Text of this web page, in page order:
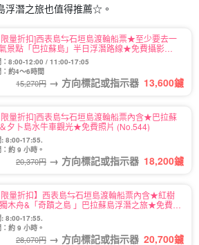
浮潛之旅也值得推薦☆。
量折扣]西表島⇆石垣島渡輪船票★至少要去一
景點「巴拉蘇島」半日浮潛路線★免費攝影
：8:00-12:00 / 11:00-17:05
約4～6時間
15,270円 → 方向標記或指示器 13,600鑢
量折扣]西表島⇆石垣島渡輪船票內含★巴拉蘇
夕卜島水牛車觀光★免費照片 (No.544)
: 8:00-17:55.
約 9 小時。
20,370円 → 方向標記或指示器 18,200鑢
量折扣】西表島⇆石垣島渡輪船票內含★紅樹
木舟&「奇蹟之島 」巴拉蘇島浮潛之旅★免費照
: 8:00-17:55.
約 9 小時。
28,070円 → 方向標記或指示器 20,700鑢